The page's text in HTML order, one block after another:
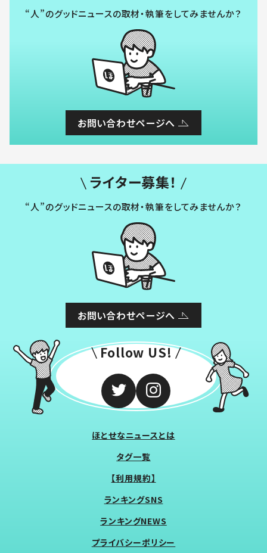
“人”のグッドニュースの取材・執筆をしてみませんか？
お問い合わせページへ
ライター募集！
“人”のグッドニュースの取材・執筆をしてみませんか？
お問い合わせページへ
Follow US!
ほとせなニュースとは
タグ一覧
【利用規約】
ランキングSNS
ランキングNEWS
プライバシーポリシー